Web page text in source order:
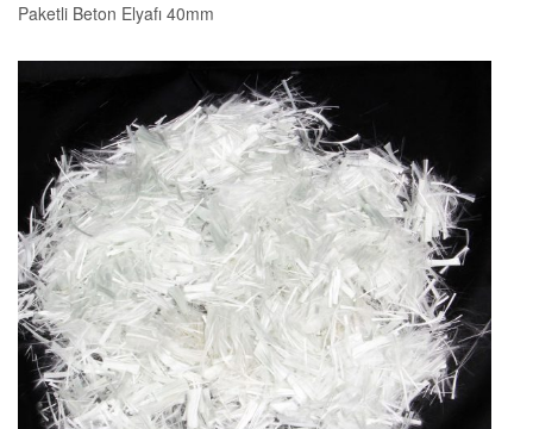
SEPETE EKLE
Paketli Beton Elyafı 40mm